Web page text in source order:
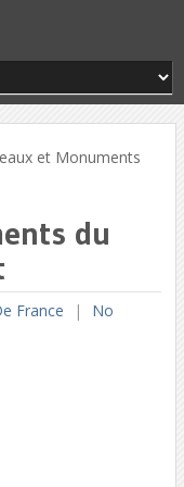
et Monuments
du
France
No